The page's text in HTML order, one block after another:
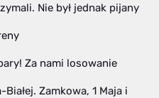
Nie był jednak pijany
Za nami losowanie
Zamkowa, 1 Maja i